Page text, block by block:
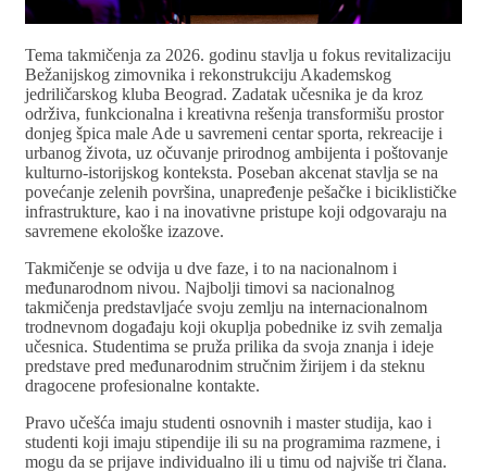
Tema takmičenja za 2026. godinu stavlja u fokus revitalizaciju
Bežanijskog zimovnika i rekonstrukciju Akademskog
jedriličarskog kluba Beograd. Zadatak učesnika je da kroz
održiva, funkcionalna i kreativna rešenja transformišu prostor
donjeg špica male Ade u savremeni centar sporta, rekreacije i
urbanog života, uz očuvanje prirodnog ambijenta i poštovanje
kulturno-istorijskog konteksta. Poseban akcenat stavlja se na
povećanje zelenih površina, unapređenje pešačke i biciklističke
infrastrukture, kao i na inovativne pristupe koji odgovaraju na
savremene ekološke izazove.
Takmičenje se odvija u dve faze, i to na nacionalnom i
međunarodnom nivou. Najbolji timovi sa nacionalnog
takmičenja predstavljaće svoju zemlju na internacionalnom
trodnevnom događaju koji okuplja pobednike iz svih zemalja
učesnica. Studentima se pruža prilika da svoja znanja i ideje
predstave pred međunarodnim stručnim žirijem i da steknu
dragocene profesionalne kontakte.
Pravo učešća imaju studenti osnovnih i master studija, kao i
studenti koji imaju stipendije ili su na programima razmene, i
mogu da se prijave individualno ili u timu od najviše tri člana.